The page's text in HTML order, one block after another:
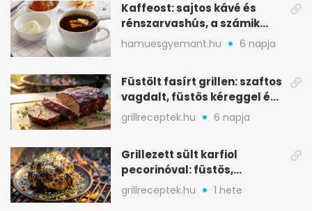
Kaffeost: sajtos kávé és
rénszarvashús, a számik
melegítő itala
hamuesgyemant.hu 6 napja
Füstölt fasírt grillen: szaftos
vagdalt, füstös kéreggel és
BBQ mázzal
grillreceptek.hu 6 napja
Grillezett sült karfiol
pecorinóval: füstös,
karamellizált nyári kedvenc
grillreceptek.hu 1 hete